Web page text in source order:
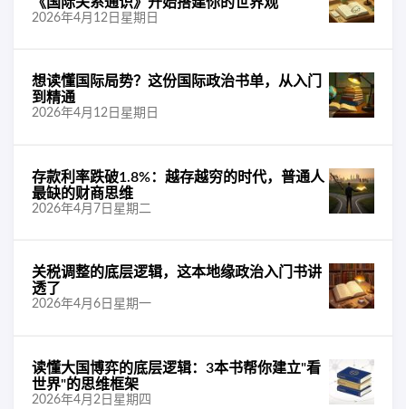
2026年4月12日星期日
想读懂国际局势？这份国际政治书单，从入门
到精通
2026年4月12日星期日
存款利率跌破1.8%：越存越穷的时代，普通人
最缺的财商思维
2026年4月7日星期二
关税调整的底层逻辑，这本地缘政治入门书讲
透了
2026年4月6日星期一
读懂大国博弈的底层逻辑：3本书帮你建立"看
世界"的思维框架
2026年4月2日星期四